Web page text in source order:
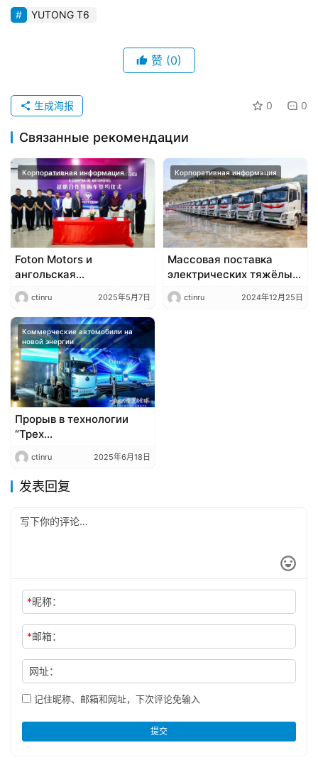
YUTONG T6
赞 (0)
0 0
生成海报
Связанные рекомендации
Корпоративная информация
​​Foton Motors и
ангольская
транспортная компания
заключили
стратегическое
сотрудничество,
создавая новую главу в
африканской
транспортной отрасли​​
ctinru 2025年5月7日
Корпоративная информация
Массовая поставка
электрических тяжёлых
грузовиков Jinlong в
Гуанси,
ctinru 2024年12月25日
Коммерческие автомобили на
новой энергии
​​Прорыв в технологии
“Трех
Электрокомпонентов”!
Модель Chenglong Yiwei
5 устанавливает новый
эталон
электрических тягачей.​​
ctinru 2025年6月18日
发表回复
*昵称：
*邮箱：
网址：
记住昵称、邮箱和网址，下次评论免输入
提交